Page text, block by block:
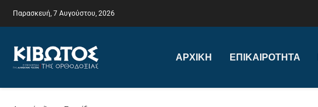
Παρασκευή, 7 Αυγούστου, 2026
ΑΡΧΙΚΉ ΕΠΙΚΑΙΡΌΤΗΤΑ